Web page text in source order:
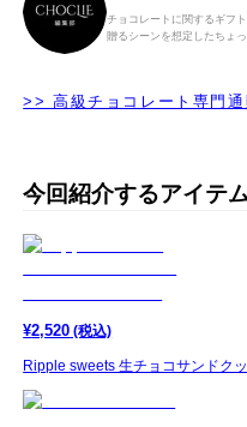
チョコレートに関するギフ
贈るシーンを想定したちょ
>> 高級チョコレート専門
今回紹介するアイテ
¥2,520 (税込)
Ripple sweets 生チョコサンドク